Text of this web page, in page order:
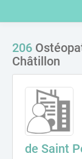
206
Châtillon
de Saint